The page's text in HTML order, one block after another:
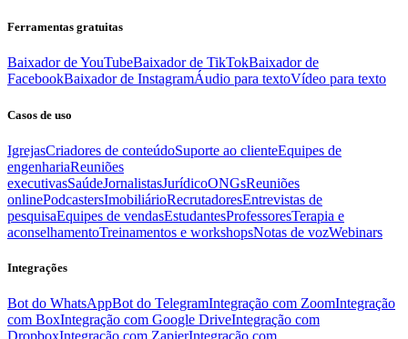
Ferramentas gratuitas
Baixador de YouTubeBaixador de TikTokBaixador de
FacebookBaixador de InstagramÁudio para textoVídeo para texto
Casos de uso
IgrejasCriadores de conteúdoSuporte ao clienteEquipes de
engenhariaReuniões
executivasSaúdeJornalistasJurídicoONGsReuniões
onlinePodcastersImobiliárioRecrutadoresEntrevistas de
pesquisaEquipes de vendasEstudantesProfessoresTerapia e
aconselhamentoTreinamentos e workshopsNotas de vozWebinars
Integrações
Bot do WhatsAppBot do TelegramIntegração com ZoomIntegração
com BoxIntegração com Google DriveIntegração com